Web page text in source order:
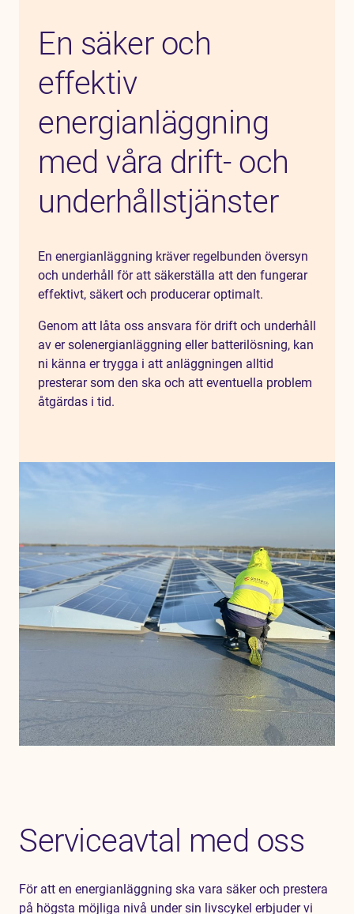
En säker och
effektiv
energianläggning
med våra drift- och
underhållstjänster
En energianläggning kräver regelbunden översyn
och underhåll för att säkerställa att den fungerar
effektivt, säkert och producerar optimalt.
Genom att låta oss ansvara för drift och underhåll
av er solenergianläggning eller batterilösning, kan
ni känna er trygga i att anläggningen alltid
presterar som den ska och att eventuella problem
åtgärdas i tid.
Serviceavtal med oss
För att en energianläggning ska vara säker och prestera
på högsta möjliga nivå under sin livscykel erbjuder vi